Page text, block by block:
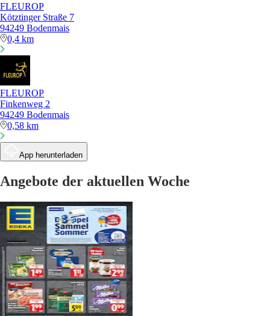
FLEUROP
Kötztinger Straße 7
94249 Bodenmais
0,4 km
FLEUROP
Finkenweg 2
94249 Bodenmais
0,58 km
App herunterladen
Angebote der aktuellen Woche